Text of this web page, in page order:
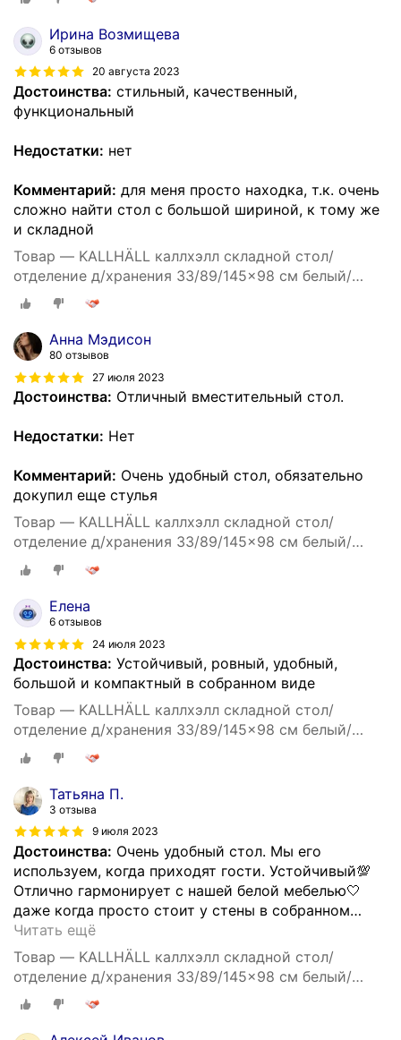
Ирина Возмищева
6 отзывов
20 августа 2023
Достоинства: стильный, качественный,
функциональный
Недостатки: нет
Комментарий: для меня просто находка, т.к. очень
сложно найти стол с большой шириной, к тому же
и складной
Товар — KALLHÄLL каллхэлл складной стол/
отделение д/хранения 33/89/145x98 см белый/
светло-серый
Анна Мэдисон
80 отзывов
27 июля 2023
Достоинства: Отличный вместительный стол.
Недостатки: Нет
Комментарий: Очень удобный стол, обязательно
докупил еще стулья
Товар — KALLHÄLL каллхэлл складной стол/
отделение д/хранения 33/89/145x98 см белый/
светло-серый
Елена
6 отзывов
24 июля 2023
Достоинства: Устойчивый, ровный, удобный,
большой и компактный в собранном виде
Товар — KALLHÄLL каллхэлл складной стол/
отделение д/хранения 33/89/145x98 см белый/
светло-серый
Татьяна П.
3 отзыва
9 июля 2023
Достоинства: Очень удобный стол. Мы его
используем, когда приходят гости. Устойчивый💯
Отлично гармонирует с нашей белой мебелью🤍
даже когда просто стоит у стены в собранном…
Читать ещё
Товар — KALLHÄLL каллхэлл складной стол/
отделение д/хранения 33/89/145x98 см белый/
светло-серый